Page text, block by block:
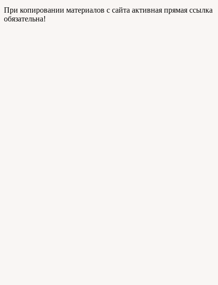
При копировании материалов с сайта активная прямая ссылка
обязательна!